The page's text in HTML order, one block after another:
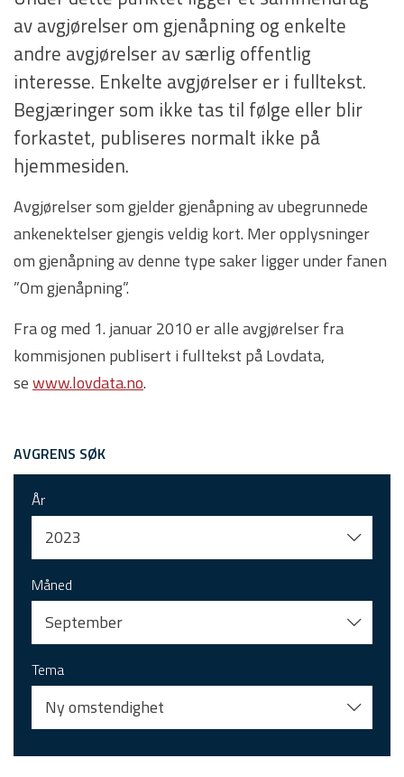
av avgjørelser om gjenåpning og enkelte
andre avgjørelser av særlig offentlig
interesse. Enkelte avgjørelser er i fulltekst.
Begjæringer som ikke tas til følge eller blir
forkastet, publiseres normalt ikke på
hjemmesiden.
Avgjørelser som gjelder gjenåpning av ubegrunnede
ankenektelser gjengis veldig kort. Mer opplysninger
om gjenåpning av denne type saker ligger under fanen
”Om gjenåpning”.
Fra og med 1. januar 2010 er alle avgjørelser fra
kommisjonen publisert i fulltekst på Lovdata,
sewww.lovdata.no.
AVGRENS SØK
År
2023
Måned
September
Tema
Ny omstendighet